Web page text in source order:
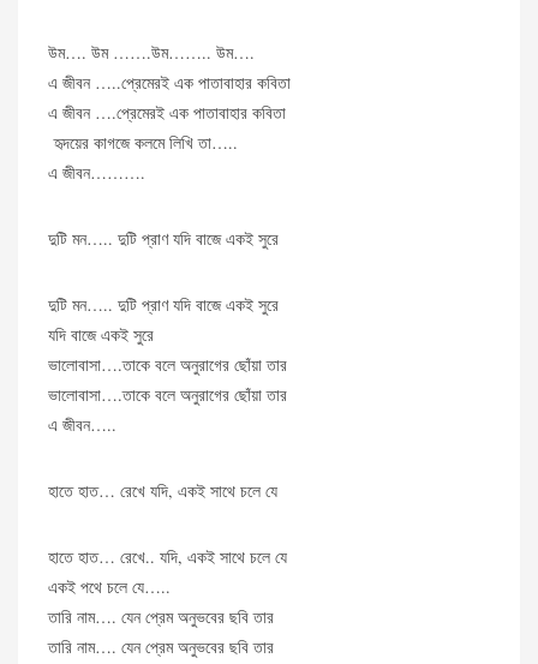
উম…. উম …….উম…….. উম….
এ জীবন …..প্রেমেরই এক পাতাবাহার কবিতা
এ জীবন ….প্রেমেরই এক পাতাবাহার কবিতা
হৃদয়ের কাগজে কলমে লিখি তা…..
এ জীবন……….
দুটি মন….. দুটি প্রাণ যদি বাজে একই সুরে
দুটি মন….. দুটি প্রাণ যদি বাজে একই সুরে
যদি বাজে একই সুরে
ভালোবাসা….তাকে বলে অনুরাগের ছোঁয়া তার
ভালোবাসা….তাকে বলে অনুরাগের ছোঁয়া তার
এ জীবন…..
হাতে হাত… রেখে যদি, একই সাথে চলে যে
হাতে হাত… রেখে.. যদি, একই সাথে চলে যে
একই পথে চলে যে…..
তারি নাম…. যেন প্রেম অনুভবের ছবি তার
তারি নাম…. যেন প্রেম অনুভবের ছবি তার